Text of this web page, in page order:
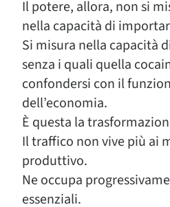
Il potere, allora, non si
nella capacità di
Si misura nella capacità
senza i quali quella
confondersi con il
dell’economia.
È questa la
Il traffico non vive più ai
produttivo.
Ne occupa
essenziali.